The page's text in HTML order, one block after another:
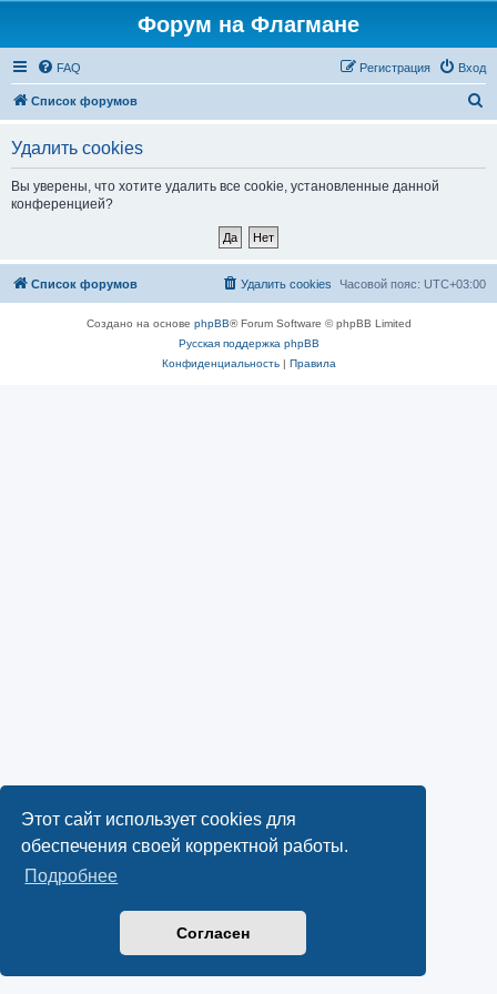
Этот сайт использует cookies для
обеспечения своей корректной работы.
Подробнее
Согласен
Форум на Флагмане
FAQ Вход
Регистрация
Список форумов
Удалить cookies
Вы уверены, что хотите удалить все cookie, установленные данной
конференцией?
Список форумов Часовой пояс: UTC+03:00
Удалить cookies
Создано на основе phpBB® Forum Software © phpBB Limited
Русская поддержка phpBB
Конфиденциальность| Правила